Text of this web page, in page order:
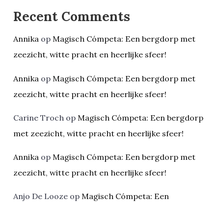
Recent Comments
Annika op Magisch Cómpeta: Een bergdorp met
zeezicht, witte pracht en heerlijke sfeer!
Annika op Magisch Cómpeta: Een bergdorp met
zeezicht, witte pracht en heerlijke sfeer!
Carine Troch op Magisch Cómpeta: Een bergdorp
met zeezicht, witte pracht en heerlijke sfeer!
Annika op Magisch Cómpeta: Een bergdorp met
zeezicht, witte pracht en heerlijke sfeer!
Anjo De Looze op Magisch Cómpeta: Een